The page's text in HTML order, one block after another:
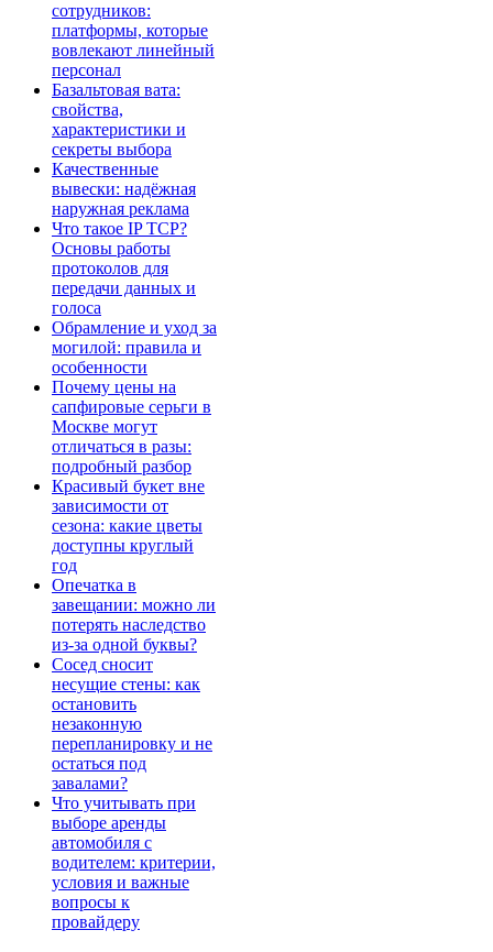
сотрудников:
платформы, которые
вовлекают линейный
персонал
Базальтовая вата:
свойства,
характеристики и
секреты выбора
Качественные
вывески: надёжная
наружная реклама
Что такое IP TCP?
Основы работы
протоколов для
передачи данных и
голоса
Обрамление и уход за
могилой: правила и
особенности
Почему цены на
сапфировые серьги в
Москве могут
отличаться в разы:
подробный разбор
Красивый букет вне
зависимости от
сезона: какие цветы
доступны круглый
год
Опечатка в
завещании: можно ли
потерять наследство
из-за одной буквы?
Сосед сносит
несущие стены: как
остановить
незаконную
перепланировку и не
остаться под
завалами?
Что учитывать при
выборе аренды
автомобиля с
водителем: критерии,
условия и важные
вопросы к
провайдеру